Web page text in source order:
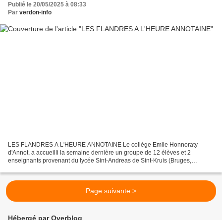
Publié le 20/05/2025 à 08:33
Par verdon-info
LES FLANDRES A L'HEURE ANNOTAINE Le collège Emile Honnoraty
d'Annot, a accueilli la semaine dernière un groupe de 12 élèves et 2
enseignants provenant du lycée Sint-Andreas de Sint-Kruis (Bruges,
Page suivante >
Hébergé par Overblog